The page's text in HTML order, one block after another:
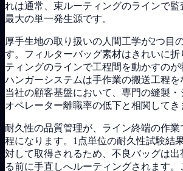
れは通常、束ルーティングのラインで
最大の単一発生源です。
厚手生地の取り扱いの人間工学が2つ目
す。フィルターバッグ素材はきれいに
ティングのラインで工程間を動かすのが
ハンガーシステムは手作業の搬送工程
当社の顧客基盤において、専門の縫製
オペレーター離職率の低下と相関してき
耐久性の品質管理が、ライン終端の作
程になります。1点単位の耐久性試験結
対して取得されるため、不良バッグは
る前に手直しへルーティングされます